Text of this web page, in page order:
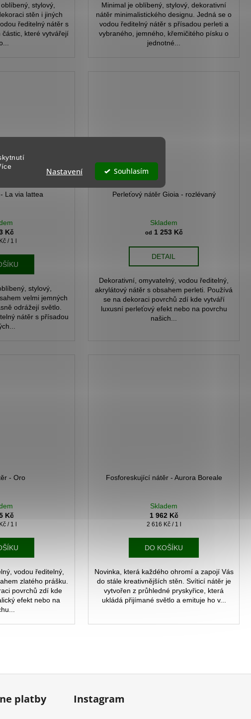
Souhlasím
Nastavení
stylový,
stěn i jiných
ředitelný nátěr s
které vytvářejí
Minimal je oblíbený, stylový, dekorativní
nátěr minimalistického designu. Jedná se o
vodou ředitelný nátěr s přísadou perleti a
vybraného, jemného, křemičitého písku o
jednotné...
La via lattea
Kč
/ 1 l
stylový,
velmi jemných
odrážejí světlo.
nátěr s přísadou
Perleťový nátěr Gioia - rozlévaný
Skladem
od 1 253 Kč
DETAIL
Dekorativní, omyvatelný, vodou ředitelný,
akrylátový nátěr s obsahem perleti. Používá
se na dekoraci povrchů zdí kde vytváří
luxusní perleťový efekt nebo na povrchu
našich...
- Oro
Kč
/ 1 l
vodou ředitelný,
zlatého prášku.
povrchů zdí kde
efekt nebo na
Fosforeskující nátěr - Aurora Boreale
Skladem
1 962 Kč
Měrná
2 616 Kč / 1 l
DO KOŠÍKU
Novinka, která každého ohromí a zapojí Vás
do stále kreativnějších stěn. Svíticí nátěr je
vytvořen z průhledné pryskyřice, která
ukládá přijímané světlo a emituje ho v...
platby Instagram